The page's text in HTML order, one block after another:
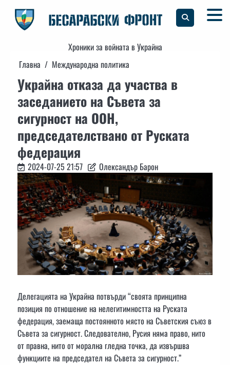
content
Хроники за войната в Украйна
Главна
Международна политика
Украйна отказа да участва в
заседанието на Съвета за
сигурност на ООН,
председателствано от Руската
федерация
2024-07-25 21:57 Олександър Барон
Делегацията на Украйна потвърди “своята принципна
позиция по отношение на нелегитимността на Руската
федерация, заемаща постоянното място на Съветския съюз в
Съвета за сигурност. Следователно, Русия няма право, нито
от правна, нито от морална гледна точка, да извършва
функциите на председател на Съвета за сигурност.”